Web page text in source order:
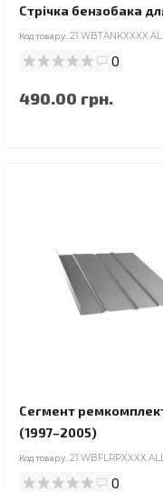
Стрічка бензобака
Код товару:
0
490.00 грн.
Сегмент
(1997–2005)
Код товару:
0